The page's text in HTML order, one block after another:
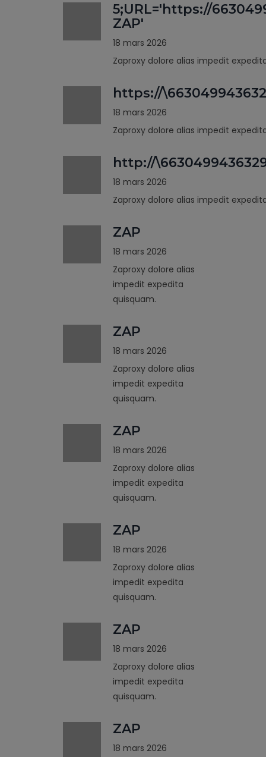
5;URL='https://
ZAP'
18 mars 2026
Zaproxy dolore alias impedit
https://
18 mars 2026
Zaproxy dolore alias impedit
http://
18 mars 2026
Zaproxy dolore alias impedit
ZAP
18 mars 2026
Zaproxy dolore alias
impedit expedita
quisquam.
ZAP
18 mars 2026
Zaproxy dolore alias
impedit expedita
quisquam.
ZAP
18 mars 2026
Zaproxy dolore alias
impedit expedita
quisquam.
ZAP
18 mars 2026
Zaproxy dolore alias
impedit expedita
quisquam.
ZAP
18 mars 2026
Zaproxy dolore alias
impedit expedita
quisquam.
ZAP
18 mars 2026